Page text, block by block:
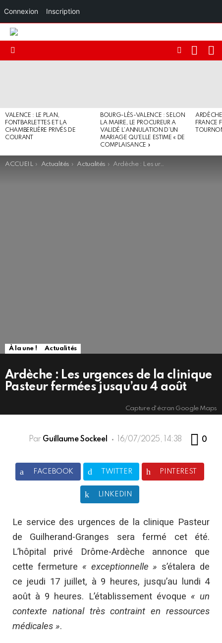
FOLLOW
VALENCE : LE PLAN,
FONTBARLETTES ET LA
CHAMBERLIÈRE PRIVÉS DE
COURANT
BOURG-LÈS-VALENCE : SELON
LA MAIRE, LE PROCUREUR A
VALIDÉ L’ANNULATION D’UN
MARIAGE QU’ELLE ESTIME « DE
COMPLAISANCE »
FRANCE
You are here:
ACCUEIL Actualités Actualités Ardèche : Les urgences de la clinique Pasteur fermées jusqu’au 4 août
À la une ! Actualités
Ardèche : Les urgences de la clinique
Pasteur fermées jusqu’au 4 août
Capture d'écran Google Maps
Par Guillaume Sockeel 16/07/2025, 14:38 0
FACEBOOK TWITTER PINTEREST
LINKEDIN
Le service des urgences de la clinique Pasteur
de Guilherand-Granges sera fermé cet été.
L’hôpital privé Drôme-Ardèche annonce que
cette fermeture « exceptionnelle » s’étalera de
ce jeudi 17 juillet, à 9 heures, jusqu’au lundi 4
août à 9 heures. L’établissement évoque « un
contexte national très contraint en ressources
médicales ».
Connexion Inscription